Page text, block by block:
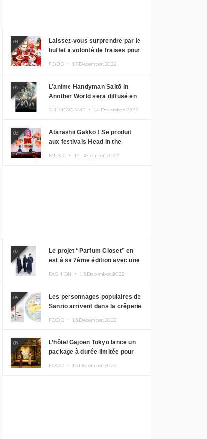
04
Laissez-vous surprendre par le
buffet à volonté de fraises pour
FOOD ・ 17.December.2022
05
L’anime Handyman Saitō in
Another World sera diffusé en
ANIME&GAME ・ 16.December.2022
06
Atarashii Gakko ! Se produit
aux festivals Head in the
MUSIC ・ 16.December.2022
07
Le projet “Parfum Closet” en
est à sa 7ème édition avec une
FASHION ・ 15.December.2022
08
Les personnages populaires de
Sanrio arrivent dans la crêperie
FOOD ・ 15.December.2022
09
L’hôtel Gajoen Tokyo lance un
package à durée limitée pour
FOOD ・ 15.December.2022